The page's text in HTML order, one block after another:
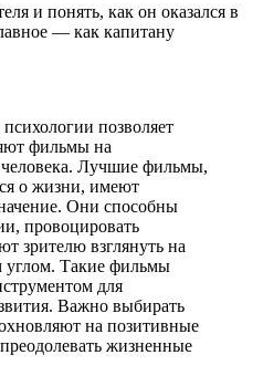
и понять, как он оказался в
— как капитану
позволяет
фильмы на
человека. Лучшие фильмы,
о жизни, имеют
Они способны
провоцировать
зрителю взглянуть на
углом. Такие фильмы
для
Важно выбирать
на позитивные
жизненные